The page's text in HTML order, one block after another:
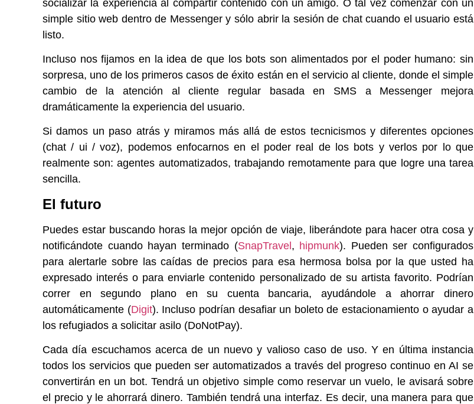
socializar la experiencia al compartir contenido con un amigo. O tal vez comenzar con un
simple sitio web dentro de Messenger y sólo abrir la sesión de chat cuando el usuario está
listo.
Incluso nos fijamos en la idea de que los bots son alimentados por el poder humano: sin
sorpresa, uno de los primeros casos de éxito están en el servicio al cliente, donde el simple
cambio de la atención al cliente regular basada en SMS a Messenger mejora
dramáticamente la experiencia del usuario.
Si damos un paso atrás y miramos más allá de estos tecnicismos y diferentes opciones
(chat / ui / voz), podemos enfocarnos en el poder real de los bots y verlos por lo que
realmente son: agentes automatizados, trabajando remotamente para que logre una tarea
sencilla.
El futuro
Puedes estar buscando horas la mejor opción de viaje, liberándote para hacer otra cosa y
notificándote cuando hayan terminado (SnapTravel, hipmunk). Pueden ser configurados
para alertarle sobre las caídas de precios para esa hermosa bolsa por la que usted ha
expresado interés o para enviarle contenido personalizado de su artista favorito. Podrían
correr en segundo plano en su cuenta bancaria, ayudándole a ahorrar dinero
automáticamente (Digit). Incluso podrían desafiar un boleto de estacionamiento o ayudar a
los refugiados a solicitar asilo (DoNotPay).
Cada día escuchamos acerca de un nuevo y valioso caso de uso. Y en última instancia
todos los servicios que pueden ser automatizados a través del progreso continuo en AI se
convertirán en un bot. Tendrá un objetivo simple como reservar un vuelo, le avisará sobre
el precio y le ahorrará dinero. También tendrá una interfaz. Es decir, una manera para que